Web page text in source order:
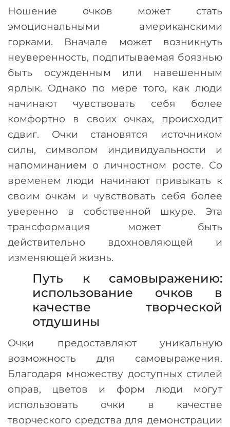
Ношение очков может стать
эмоциональными американскими
горками. Вначале может возникнуть
неуверенность, подпитываемая боязнью
быть осужденным или навешенным
ярлык. Однако по мере того, как люди
начинают чувствовать себя более
комфортно в своих очках, происходит
сдвиг. Очки становятся источником
силы, символом индивидуальности и
напоминанием о личностном росте. Со
временем люди начинают привыкать к
своим очкам и чувствовать себя более
уверенно в собственной шкуре. Эта
трансформация может быть
действительно вдохновляющей и
изменяющей жизнь.
Путь к самовыражению:
использование очков в
качестве творческой
отдушины
Очки предоставляют уникальную
возможность для самовыражения.
Благодаря множеству доступных стилей
оправ, цветов и форм люди могут
использовать очки в качестве
творческого средства для демонстрации